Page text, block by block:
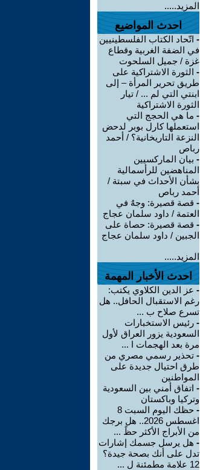
المزيد.....
احدث المواضيع
- اتّحاد الكتاب الفلسطينيين
في الضفة الغربية وقطاع
غزة / جميل السلحوت
- الثورة الاشتراكية على
طريق تحرير المرأة – إلى
ابنتي التي لم ... / تيار
الثورة الاشتراكية
- ما هي الحجج التي
استعملها كارل بوبر لدحض
النزعة التاريخانية؟ / أحمد
رباص
- بيان الماركسيين
المناهضين للرأسمالية
بشأن الأحداث في سبتة /
أحمد رباص
- قصة قصيرة: وجهٌ في
العتمة / داود سلمان عجاج
- قصة قصيرة: حصاة على
الجبين / داود سلمان عجاج
المزيد.....
احدث الأخبار المهمة
- عز الدين الكلاوي يكتب:
رغم الاستقبال الحافل.. هل
تسرع صلاح ب ...
- رئيس الاستخبارات
السعودية يزور العراق لأول
مرة بعد الهجمات ا ...
- تحذير رسمي مصري من
طرق احتيال جديدة على
المواطنين
- اتفاق أمني بين السعودية
وتركيا وباكستان
-
حظك اليوم السبت 8
اغسطس 2026.. هل برجك
من الأبراج الأكثر حظً ...
- هل يرسل جسمك إشارات
تدل على أنك بصحة جيدة؟
12 علامة مطمئنة ل ...